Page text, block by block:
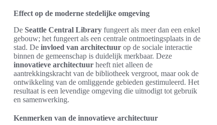
Effect op de moderne stedelijke omgeving
De Seattle Central Library fungeert als meer dan een enkel
gebouw; het fungeert als een centrale ontmoetingsplaats in de
stad. De invloed van architectuur op de sociale interactie
binnen de gemeenschap is duidelijk merkbaar. Deze
innovatieve architectuur heeft niet alleen de
aantrekkingskracht van de bibliotheek vergroot, maar ook de
ontwikkeling van de omliggende gebieden gestimuleerd. Het
resultaat is een levendige omgeving die uitnodigt tot gebruik
en samenwerking.
Kenmerken van de innovatieve architectuur